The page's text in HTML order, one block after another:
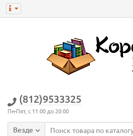
(812)9533325
Пн-Пят, с 11:00 до 20:00
Везде